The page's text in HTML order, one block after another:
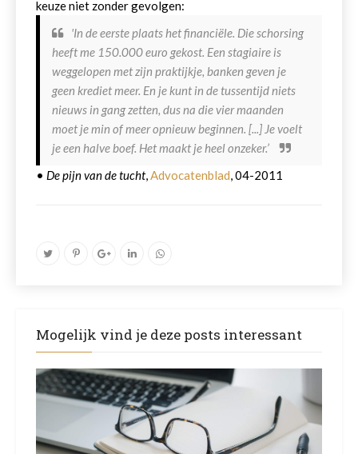
keuze niet zonder gevolgen:
'In de eerste plaats het financiële. Die schorsing
heeft me 150.000 euro gekost. Een stagiaire is
weggelopen met zijn praktijkje, banken geven je
geen krediet meer. En je kunt in de tussentijd niets
nieuws in gang zetten, dus na die vier maanden
moet je min of meer opnieuw beginnen. [...] Je voelt
je een halve boef. Het maakt je heel onzeker.’
• De pijn van de tucht,Advocatenblad, 04-2011
Mogelijk vind je deze posts interessant